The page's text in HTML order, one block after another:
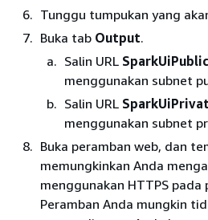
Tunggu tumpukan yang
Buka tab Output.
Salin URL
menggunakan subnet
Salin URL
menggunakan subnet
Buka peramban web, dan
memungkinkan Anda
menggunakan HTTPS
Peramban Anda mungkin